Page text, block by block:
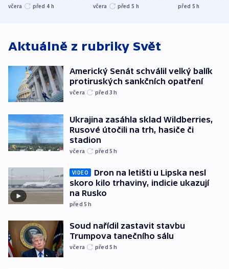
nenárokové, namítá
včera před 4 h
trh, hasiče či
včera před 5 h
indicie
před 5h
Aktuálně z rubriky Svět
Americký Senát schválil velký balík
protiruských sankčních opatření
včera před 3h
Ukrajina zasáhla sklad Wildberries,
Rusové útočili na trh, hasiče či
stadion
včera před 5h
VIDEO
Dron na letišti u Lipska nesl
skoro kilo trhaviny, indicie ukazují
na Rusko
před 5h
Soud nařídil zastavit stavbu
Trumpova tanečního sálu
včera před 5h